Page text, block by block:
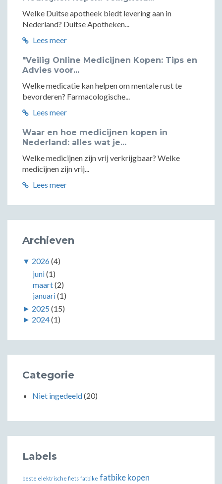
Welke Duitse apotheek biedt levering aan in
Nederland? Duitse Apotheken...
Lees meer
"Veilig Online Medicijnen Kopen: Tips en
Advies voor...
Welke medicatie kan helpen om mentale rust te
bevorderen? Farmacologische...
Lees meer
Waar en hoe medicijnen kopen in
Nederland: alles wat je...
Welke medicijnen zijn vrij verkrijgbaar? Welke
medicijnen zijn vrij...
Lees meer
Archieven
▼ 2026(4)
juni(1)
maart(2)
januari(1)
► 2025 (15)
► 2024(1)
Categorie
Niet ingedeeld(20)
Labels
beste elektrische fiets fatbike fatbike kopen